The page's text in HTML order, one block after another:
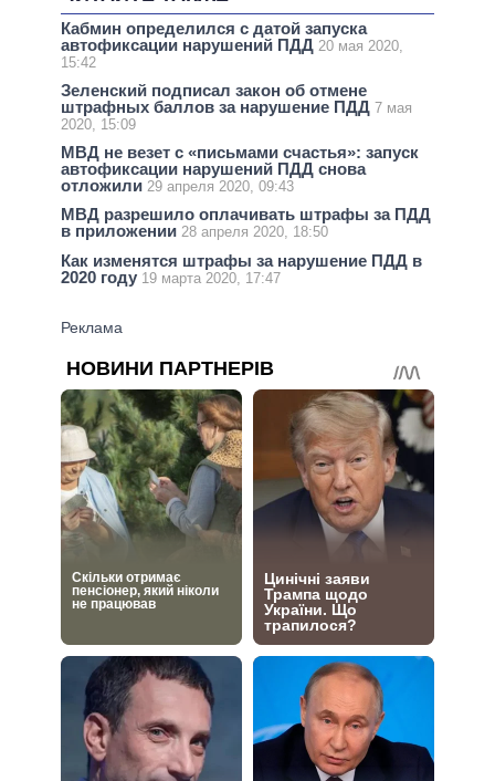
Кабмин определился с датой запуска
автофиксации нарушений ПДД 20 мая 2020,
15:42
Зеленский подписал закон об отмене
штрафных баллов за нарушение ПДД 7 мая
2020, 15:09
МВД не везет с «письмами счастья»: запуск
автофиксации нарушений ПДД снова
отложили 29 апреля 2020, 09:43
МВД разрешило оплачивать штрафы за ПДД
в приложении 28 апреля 2020, 18:50
Как изменятся штрафы за нарушение ПДД в
2020 году 19 марта 2020, 17:47